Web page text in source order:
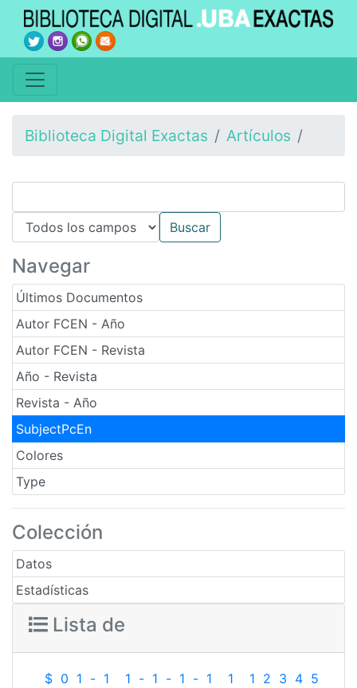
Biblioteca Digital Exactas Artículos
Navegar
Últimos Documentos
Autor FCEN - Año
Autor FCEN - Revista
Año - Revista
Revista - Año
SubjectPcEn
Colores
Type
Colección
Datos
Estadísticas
Lista de
$ 0 1 - 1 1 - 1 - 1 - 1 1 1 2 3 4 5